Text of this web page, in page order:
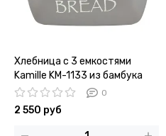
Хлебница с 3 емкостями
Kamille KM-1133 из бамбука
0
2 550 руб